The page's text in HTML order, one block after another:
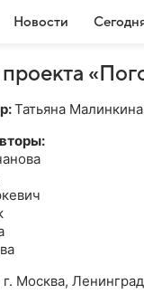
Новости
Татьяна Малинкина
г. Москва,